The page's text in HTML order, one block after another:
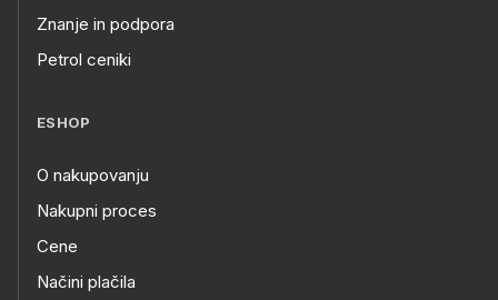
Znanje in podpora
Petrol ceniki
ESHOP
O nakupovanju
Nakupni proces
Cene
Načini plačila